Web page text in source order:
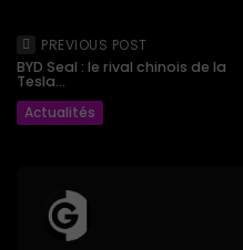
PREVIOUS POST
BYD Seal : le rival chinois de la
Tesla...
Actualités